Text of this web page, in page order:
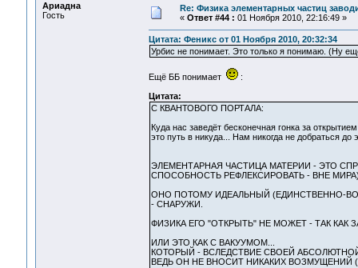
Ариадна
Гость
Re: Физика элементарных частиц
« Ответ #44 : 01 Ноября 2010, 22:16:49 »
Цитата: Феникс от 01 Ноября 2010, 20:32:34
Урбис не понимает. Это только я понимаю. (Ну
Ещё ББ понимает
:
Цитата:
С КВАНТОВОГО ПОРТАЛА:
Куда нас заведёт бесконечная гонка за
это путь в никуда... Нам никогда не добраться до
ЭЛЕМЕНТАРНАЯ ЧАСТИЦА МАТЕРИИ - ЭТО
СПОСОБНОСТЬ РЕФЛЕКСИРОВАТЬ - ВНЕ
ОНО ПОТОМУ ИДЕАЛЬНЫЙ (ЕДИНСТВЕННО-
- СНАРУЖИ.
ФИЗИКА ЕГО "ОТКРЫТЬ" НЕ МОЖЕТ - ТАК КАК
ИЛИ ЭТО КАК С ВАКУУМОМ...
КОТОРЫЙ - ВСЛЕДСТВИЕ СВОЕЙ
ВЕДЬ ОН НЕ ВНОСИТ НИКАКИХ